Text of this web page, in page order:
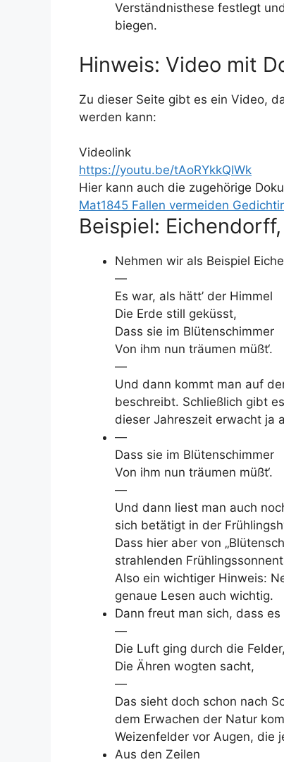
Verständnisthese festlegt
biegen.
Hinweis: Video mit
Zu dieser Seite gibt es ein Video,
werden kann:
Videolink
https://youtu.be/tAoRYkkQIWk
Hier kann auch die zugehörige
Mat1845 Fallen vermeiden
Beispiel:
Nehmen wir als Beispiel
—
Es war, als hätt’ der Himmel
Die Erde still geküsst,
Dass sie im Blütenschimmer
Von ihm nun träumen müßt‘.
—
Und dann kommt man auf
beschreibt. Schließlich gibt
dieser Jahreszeit erwacht ja
—
Dass sie im Blütenschimmer
Von ihm nun träumen müßt‘.
—
Und dann liest man auch
sich betätigt in der
Dass hier aber von
strahlenden
Also ein wichtiger Hinweis:
genaue Lesen auch wichtig.
Dann freut man sich, dass
—
Die Luft ging durch die Felder,
Die Ähren wogten sacht,
—
Das sieht doch schon nach
dem Erwachen der Natur
Weizenfelder vor Augen, die
Aus den Zeilen